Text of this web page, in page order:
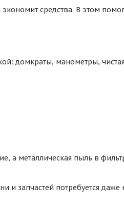
средства. В этом
домкраты, манометры,
а металлическая пыль в
и запчастей потребуется